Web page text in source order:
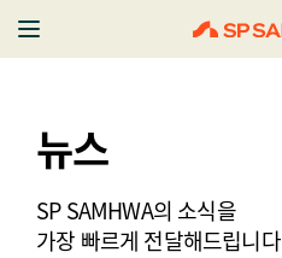
뉴스
SP SAMHWA의 소식을
가장 빠르게 전달해드립니다